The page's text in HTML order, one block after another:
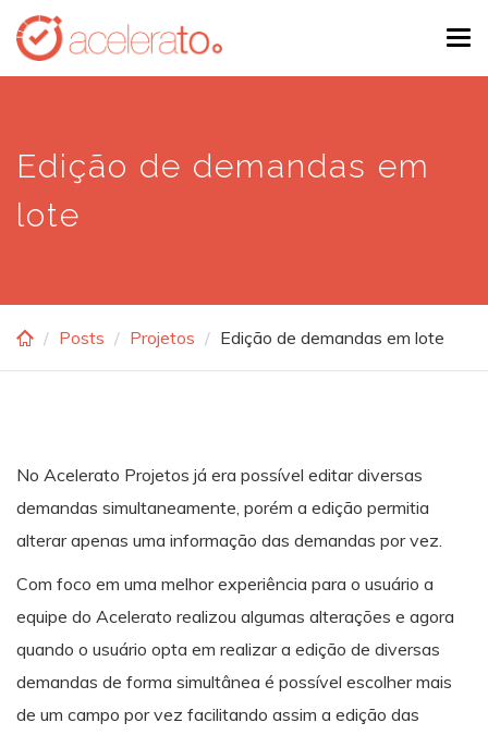
Skip
main
Edição de demandas em
lote
Posts Projetos Edição de demandas em lote
No Acelerato Projetos já era possível editar diversas
demandas simultaneamente, porém a edição permitia
alterar apenas uma informação das demandas por vez.
Com foco em uma melhor experiência para o usuário a
equipe do Acelerato realizou algumas alterações e agora
quando o usuário opta em realizar a edição de diversas
demandas de forma simultânea é possível escolher mais
de um campo por vez facilitando assim a edição das